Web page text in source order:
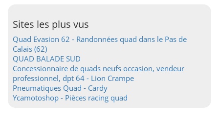
Sites les plus vus
Quad Evasion 62 - Randonnées quad dans le Pas de
Calais (62)
QUAD BALADE SUD
Concessionnaire de quads neufs occasion, vendeur
professionnel, dpt 64 - Lion Crampe
Pneumatiques Quad - Cardy
Ycamotoshop - Pièces racing quad